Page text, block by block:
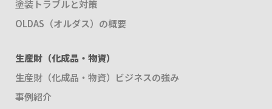
塗装トラブルと対策
OLDAS（オルダス）の概要
生産財（化成品・物資）
生産財（化成品・物資）ビジネスの強み
事例紹介